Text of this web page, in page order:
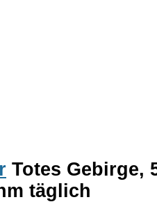
Totes Gebirge,
täglich